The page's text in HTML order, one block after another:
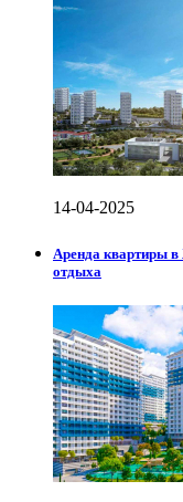
14-04-2025
Аренда квартиры
отдыха